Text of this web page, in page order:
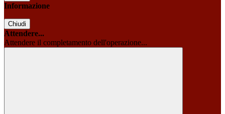
Informazione
Chiudi
Attendere...
Attendere il completamento dell'operazione...